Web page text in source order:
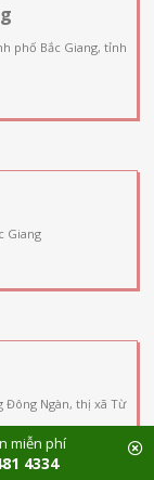
phố Bắc Giang, tỉnh
Giang
Đông Ngàn, thị xã Từ
miễn phí
4334